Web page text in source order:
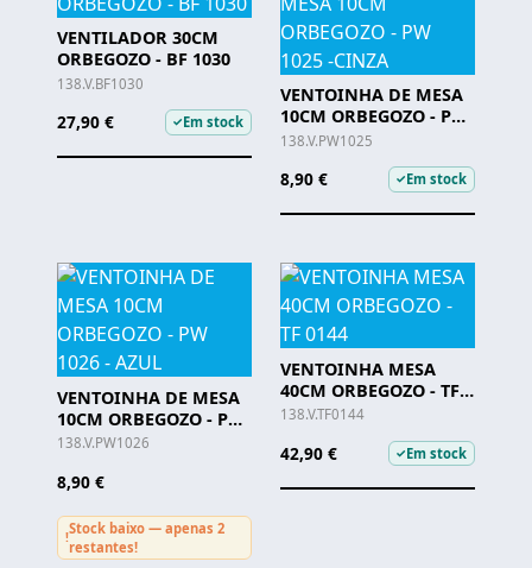
VENTILADOR 30CM
ORBEGOZO - BF 1030
138.V.BF1030
27,90 € ✓Em stock
VENTOINHA DE MESA
10CM ORBEGOZO - PW
1025 -CINZA
138.V.PW1025
8,90 € ✓Em stock
VENTOINHA DE MESA
10CM ORBEGOZO - PW
1026 - AZUL
138.V.PW1026
8,90 €
!
Stock baixo — apenas 2
restantes!
VENTOINHA MESA
40CM ORBEGOZO - TF
0144
138.V.TF0144
42,90 € ✓Em stock